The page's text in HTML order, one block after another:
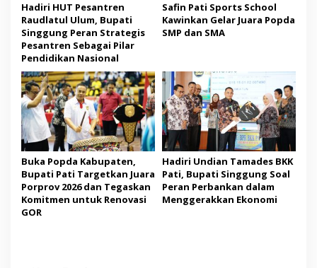
Hadiri HUT Pesantren
Raudlatul Ulum, Bupati
Singgung Peran Strategis
Pesantren Sebagai Pilar
Pendidikan Nasional
Safin Pati Sports School
Kawinkan Gelar Juara Popda
SMP dan SMA
Buka Popda Kabupaten,
Bupati Pati Targetkan Juara
Porprov 2026 dan Tegaskan
Komitmen untuk Renovasi
GOR
Hadiri Undian Tamades BKK
Pati, Bupati Singgung Soal
Peran Perbankan dalam
Menggerakkan Ekonomi